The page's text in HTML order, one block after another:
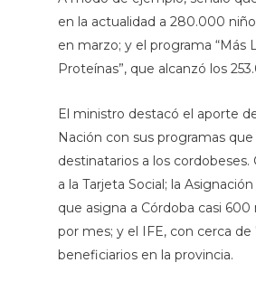
en la actualidad a 280.000
en marzo; y el programa “Más
Proteínas”, que alcanzó los
El ministro destacó el aporte
Nación con sus programas
destinatarios a los
a la Tarjeta Social; la
que asigna a Córdoba casi
por mes; y el IFE, con cerca
beneficiarios en la provincia.